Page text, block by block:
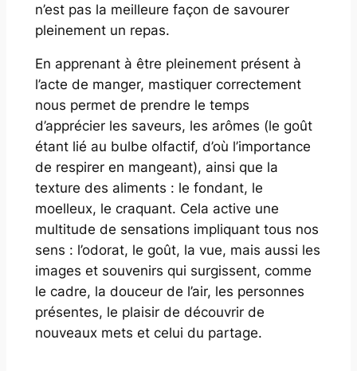
n’est pas la meilleure façon de savourer
pleinement un repas.
En apprenant à être pleinement présent à
l’acte de manger, mastiquer correctement
nous permet de prendre le temps
d’apprécier les saveurs, les arômes (le goût
étant lié au bulbe olfactif, d’où l’importance
de respirer en mangeant), ainsi que la
texture des aliments : le fondant, le
moelleux, le craquant. Cela active une
multitude de sensations impliquant tous nos
sens : l’odorat, le goût, la vue, mais aussi les
images et souvenirs qui surgissent, comme
le cadre, la douceur de l’air, les personnes
présentes, le plaisir de découvrir de
nouveaux mets et celui du partage.